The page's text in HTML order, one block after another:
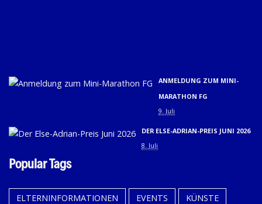
ANMELDUNG ZUM MINI-
MARATHON FG
9. Juli
DER ELSE-ADRIAN-PREIS JUNI 2026
8. Juli
Popular Tags
ELTERNINFORMATIONEN EVENTS
KÜNSTE